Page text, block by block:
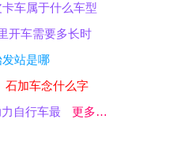
卡车属于什么车型
开车需要多长时
发站是哪
石加车念什么字
自行车最 更多…